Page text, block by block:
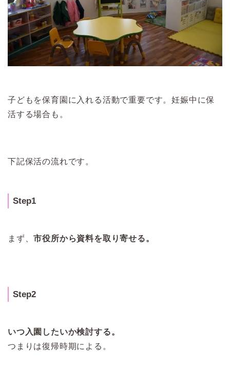
子どもを保育園に入れる活動で重要です。妊娠中に保
活する場合も。
下記保活の流れです。
Step1
まず、市役所から資料を取り寄せる。
Step2
いつ入園したいか検討する。
つまりは復帰時期による。